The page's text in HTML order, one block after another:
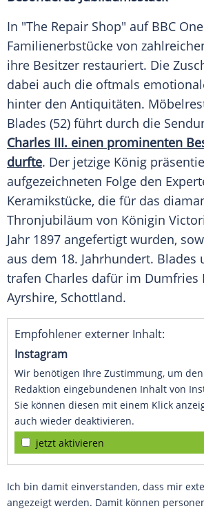
In "The Repair Shop" auf BBC
Familienerbstücke von
ihre Besitzer restauriert. Die
dabei auch die oftmals
hinter den Antiquitäten.
Blades (52) führt durch die
Charles III. einen prominenten
durfte. Der jetzige König
aufgezeichneten Folge den
Keramikstücke, die für das
Thronjubiläum von Königin
Jahr 1897 angefertigt wurden,
aus dem 18. Jahrhundert. Blades
trafen Charles dafür im Dumfries
Ayrshire, Schottland.
Empfohlener externer Inhalt:
Instagram
Wir benötigen Ihre Zustimmung, um
Redaktion eingebundenen Inhalt von
Sie können diesen mit einem Klick
auch wieder deaktivieren.
jetzt aktivieren
Ich bin damit einverstanden, dass mir
angezeigt werden. Damit können